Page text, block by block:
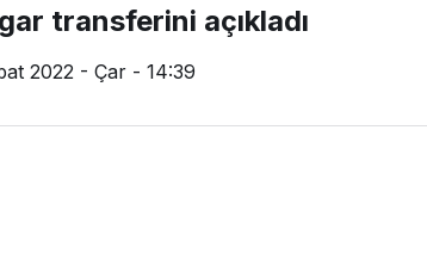
transferini açıkladı
2022 - Çar - 14:39